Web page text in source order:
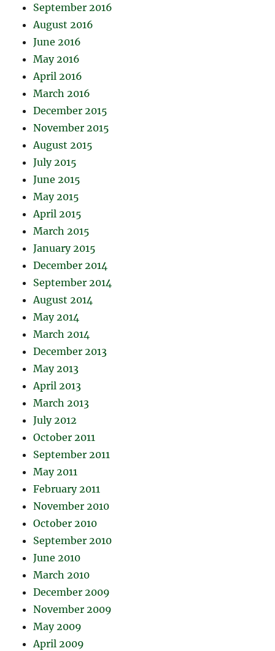
September 2016
August 2016
June 2016
May 2016
April 2016
March 2016
December 2015
November 2015
August 2015
July 2015
June 2015
May 2015
April 2015
March 2015
January 2015
December 2014
September 2014
August 2014
May 2014
March 2014
December 2013
May 2013
April 2013
March 2013
July 2012
October 2011
September 2011
May 2011
February 2011
November 2010
October 2010
September 2010
June 2010
March 2010
December 2009
November 2009
May 2009
April 2009